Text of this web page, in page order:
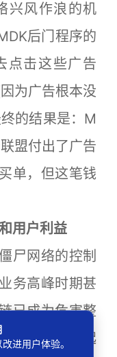
风作浪的机
后门程序的
点击这些广告
为广告根本没
的结果是：M
盟付出了广告
单，但这笔钱
用户利益
网络的控制
务高峰时期甚
已成为危害整
行业应联合起
进用户体验。